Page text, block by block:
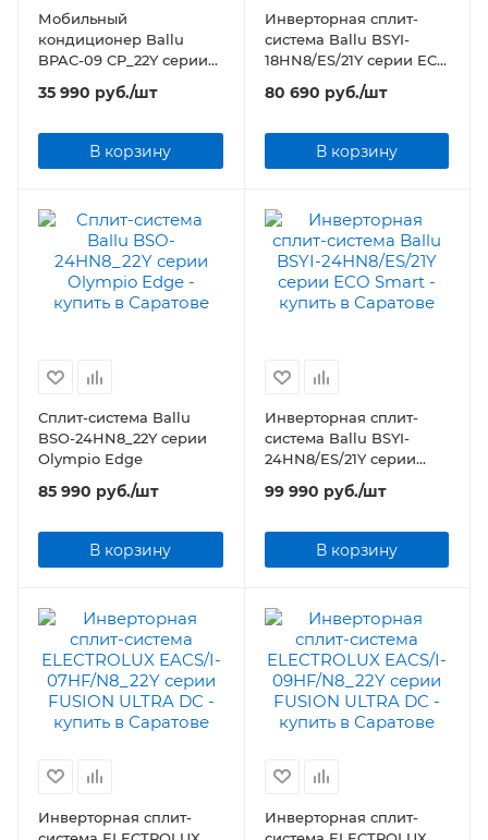
Мобильный
кондиционер Ballu
BPAC-09 CP_22Y серии
35 990 руб./шт
В корзину
Инверторная сплит-
система Ballu BSYI-
18HN8/ES/21Y серии ECO
80 690 руб./шт
В корзину
Сплит-система Ballu
BSO-24HN8_22Y серии
Olympio Edge
85 990 руб./шт
В корзину
Инверторная сплит-
система Ballu BSYI-
24HN8/ES/21Y серии
99 990 руб./шт
В корзину
Инверторная сплит-
Инверторная сплит-